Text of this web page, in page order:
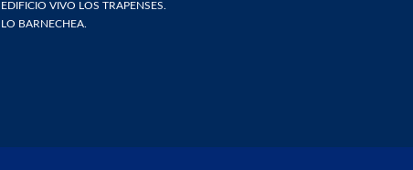
EDIFICIO VIVO LOS TRAPENSES.
LO BARNECHEA.